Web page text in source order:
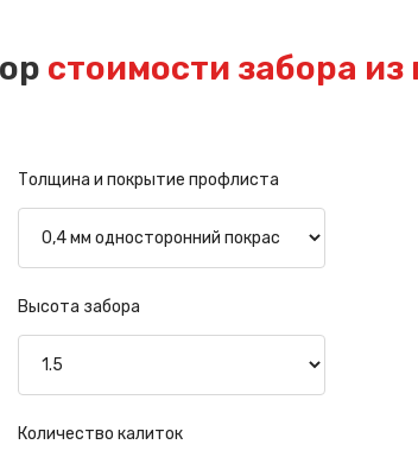
стоимости забора
Толщина и покрытие профлиста
Высота забора
Количество калиток